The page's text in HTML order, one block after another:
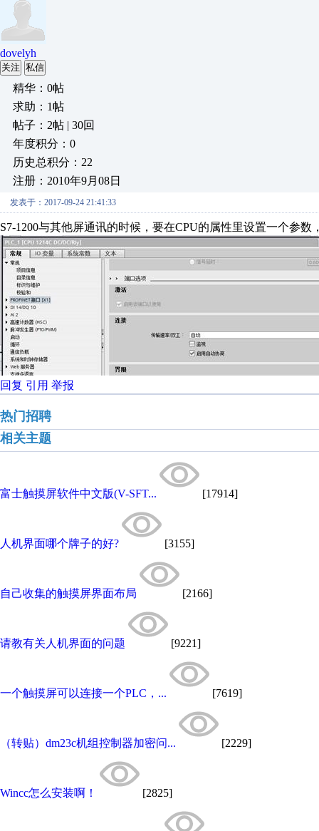
dovelyh
关注 私信
精华：0帖
求助：1帖
帖子：2帖 | 30回
年度积分：0
历史总积分：22
注册：2010年9月08日
发表于：2017-09-24 21:41:33
S7-1200与其他屏通讯的时候，要在CPU的属性里设置一个参数
回复 引用 举报
热门招聘
相关主题
富士触摸屏软件中文版(V-SFT... [17914]
人机界面哪个牌子的好? [3155]
自己收集的触摸屏界面布局 [2166]
请教有关人机界面的问题 [9221]
一个触摸屏可以连接一个PLC，... [7619]
（转贴）dm23c机组控制器加密问... [2229]
Wincc怎么安装啊！ [2825]